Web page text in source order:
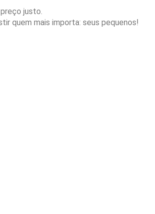
justo.
quem mais importa: seus pequenos!